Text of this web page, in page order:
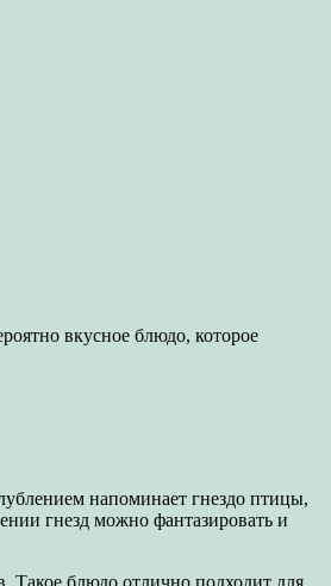
вкусное блюдо, которое
напоминает гнездо птицы,
гнезд можно фантазировать и
Такое блюдо отлично подходит для